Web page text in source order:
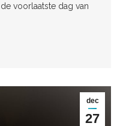
voorlaatste dag van
dec
27